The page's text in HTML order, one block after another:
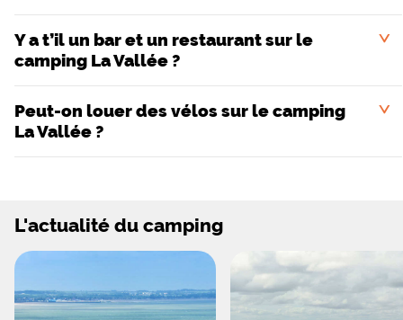
<
Y a t’il un bar et un restaurant sur le
camping La Vallée ?
<
Peut-on louer des vélos sur le camping
La Vallée ?
L'actualité du camping